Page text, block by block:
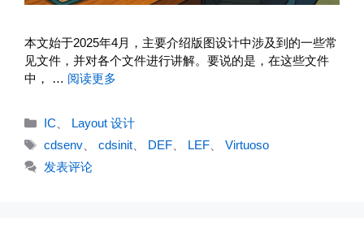
本文始于2025年4月，主要介绍版图设计中涉及到的一些常
见文件，并对各个文件进行讲解。要说的是，在这些文件
中， … 阅读更多
分
IC、
Layout 设计
标
签
cdsenv、 cdsinit、 DEF、 LEF、 Virtuoso
发表评论